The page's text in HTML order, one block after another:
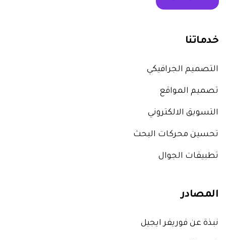
خدماتنا
التصميم الجرافيكي
تصميم المواقع
التسويق الالكتروني
تحسين محركات البحث
تطبيقات الجوال
المصادر
نبذة عن فوريفر ايجيل